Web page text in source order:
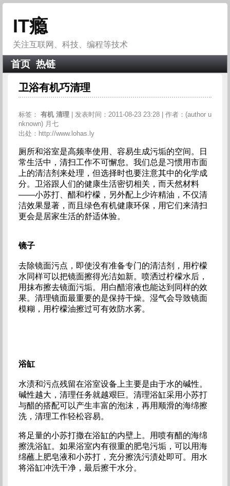
IT瘾
关注互联网、科技、编程等技术
首页 热链
卫浴有机巧清理
标签： 有机 清理
| 发表时间：2011-08-23 23:28 | 作者：(author u
nknown) 月七
出处：http://www.lohas.ly
厕所和浴室是高频率使用、容易生成污垢的空间。日
常生活中，清扫工作不可懈怠。我们总是习惯用市面
上的清洁剂来处理，但选择时也要注意其中的化学成
分。卫浴跟人们的健康生活密切相关，而天然材料
——小苏打、醋和柠檬，另外配上少许精油，不仅清
洁效果显著，而且绿色有机健康环保，用它们来清扫
更会是居家生活的舒适体验。
镜子
去除镜面污点，即使没有准备专门的清洁剂，用柠檬
水同样可以把镜面擦得光洁如新。喷洒过柠檬水后，
用抹布擦去镜面污垢。用白醋溶液也能达到同样的效
果。清理镜面最重要的是保持干燥。湿气会导致镜面
模糊，用柠檬油擦过可有效防水雾。
浴缸
水渍和污点残留在浴室设备上主要是由于水的碱性。
碱性越大，清理任务就越艰巨。清理浴缸采用小苏打
与醋的搭配可以产生丰富的泡沫，再用顺滑的海绵擦
洗，清理工作轻松容易。
将足量的小苏打撒在浴缸的内壁上。用喷有醋的海绵
擦洗浴缸。如果浴室内有很重的肥皂污垢，可以用海
绵蘸上肥皂液和小苏打，充分擦洗污渍处即可。用水
将浴缸冲洗干净，最后擦干水分。